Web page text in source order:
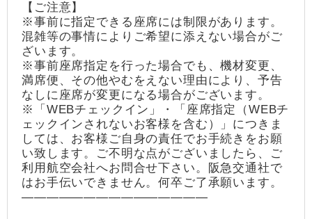
【ご注意】
※事前に指定できる座席には制限があります。
混雑等の事情によりご希望に添えない場合がご
ざいます。
※事前座席指定を行った場合でも、機材変更、
満席便、その他やむをえない理由により、予告
なしに座席が変更になる場合がございます。
※「WEBチェックイン」・「座席指定（WEBチ
ェックインされないお客様を含む）」につきま
しては、お客様ご自身の責任でお手続きをお願
い致します。ご不明な点がございましたら、ご
利用航空会社へお問合せ下さい。阪急交通社で
はお手伝いできません。何卒ご了承願います。
―――――――――――――――